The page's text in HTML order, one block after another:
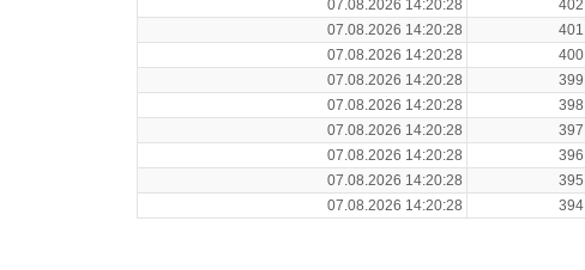
07.08.2026 14:20:28
402
07.08.2026 14:20:28
401
07.08.2026 14:20:28
400
07.08.2026 14:20:28
399
07.08.2026 14:20:28
398
07.08.2026 14:20:28
397
07.08.2026 14:20:28
396
07.08.2026 14:20:28
395
07.08.2026 14:20:28
394